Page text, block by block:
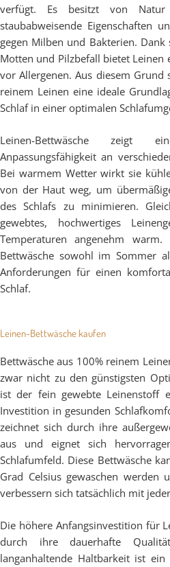
verfügt. Es besitzt von
staubabweisende Eigenschaften
gegen Milben und Bakterien. Dank
Motten und Pilzbefall bietet Leinen
vor Allergenen. Aus diesem Grund
reinem Leinen eine ideale
Schlaf in einer optimalen
Leinen-Bettwäsche zeigt
Anpassungsfähigkeit an
Bei warmem Wetter wirkt sie
von der Haut weg, um
des Schlafs zu minimieren.
gewebtes, hochwertiges
Temperaturen angenehm
Bettwäsche sowohl im Sommer
Anforderungen für einen
Schlaf.
Leinen-Bettwäsche kaufen
Bettwäsche aus 100% reinem
zwar nicht zu den günstigsten
ist der fein gewebte Leinenstoff
Investition in gesunden
zeichnet sich durch ihre
aus und eignet sich
Schlafumfeld. Diese Bettwäsche
Grad Celsius gewaschen werden
verbessern sich tatsächlich mit
Die höhere Anfangsinvestition für
durch ihre dauerhafte
langanhaltende Haltbarkeit ist ein